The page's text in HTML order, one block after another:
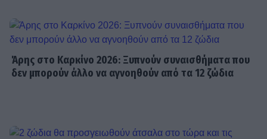
Άρης στο Καρκίνο 2026: Ξυπνούν συναισθήματα που
δεν μπορούν άλλο να αγνοηθούν από τα 12 ζώδια